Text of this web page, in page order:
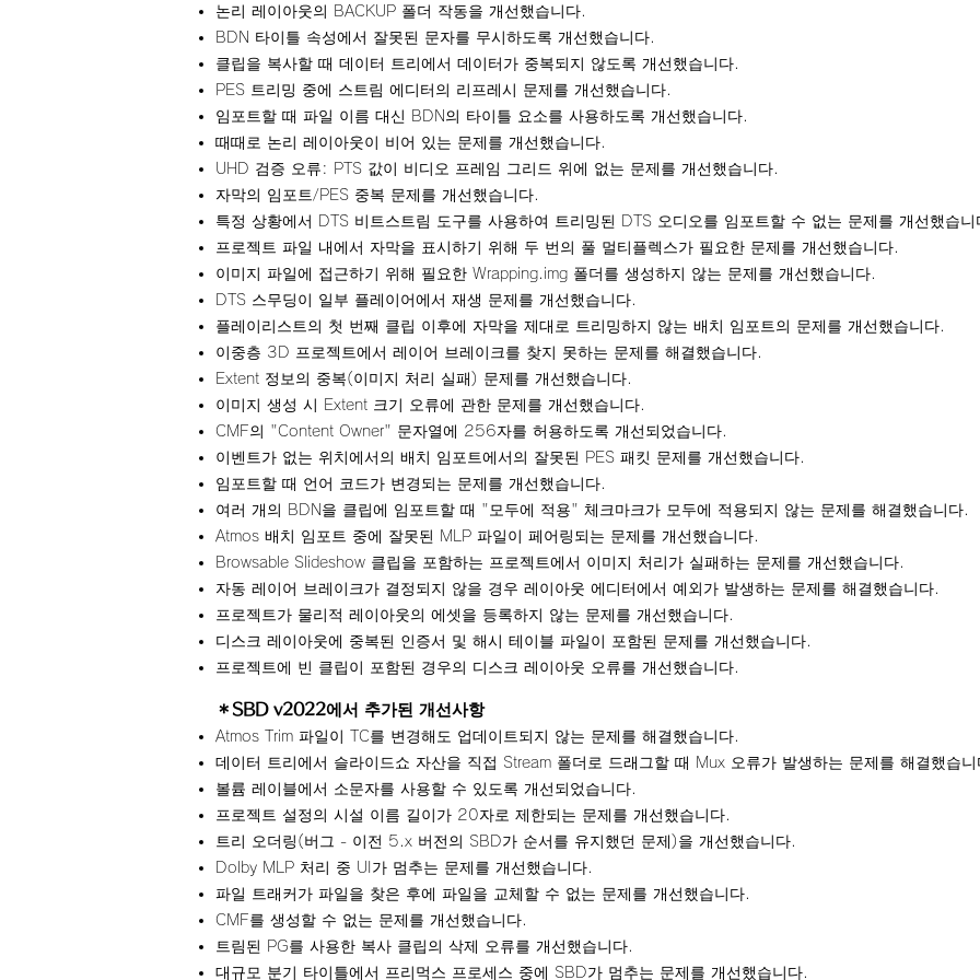
논리 레이아웃의 BACKUP 폴더 작동을 개선했습니다.
BDN 타이틀 속성에서 잘못된 문자를 무시하도록 개선했습니다.
클립을 복사할 때 데이터 트리에서 데이터가 중복되지 않도록 개선했습니다.
PES 트리밍 중에 스트림 에디터의 리프레시 문제를 개선했습니다.
임포트할 때 파일 이름 대신 BDN의 타이틀 요소를 사용하도록 개선했습니다.
때때로 논리 레이아웃이 비어 있는 문제를 개선했습니다.
UHD 검증 오류: PTS 값이 비디오 프레임 그리드 위에 없는 문제를 개선했습니다.
자막의 임포트/PES 중복 문제를 개선했습니다.
특정 상황에서 DTS 비트스트림 도구를 사용하여 트리밍된 DTS 오디오를 임포트할 수 없는 문제를 개선했습니
프로젝트 파일 내에서 자막을 표시하기 위해 두 번의 풀 멀티플렉스가 필요한 문제를 개선했습니다.
이미지 파일에 접근하기 위해 필요한 Wrapping.img 폴더를 생성하지 않는 문제를 개선했습니다.
DTS 스무딩이 일부 플레이어에서 재생 문제를 개선했습니다.
플레이리스트의 첫 번째 클립 이후에 자막을 제대로 트리밍하지 않는 배치 임포트의 문제를 개선했습니다.
이중층 3D 프로젝트에서 레이어 브레이크를 찾지 못하는 문제를 해결했습니다.
Extent 정보의 중복(이미지 처리 실패) 문제를 개선했습니다.
이미지 생성 시 Extent 크기 오류에 관한 문제를 개선했습니다.
CMF의 "Content Owner" 문자열에 256자를 허용하도록 개선되었습니다.
이벤트가 없는 위치에서의 배치 임포트에서의 잘못된 PES 패킷 문제를 개선했습니다.
임포트할 때 언어 코드가 변경되는 문제를 개선했습니다.
여러 개의 BDN을 클립에 임포트할 때 "모두에 적용" 체크마크가 모두에 적용되지 않는 문제를 해결했습니다.
Atmos 배치 임포트 중에 잘못된 MLP 파일이 페어링되는 문제를 개선했습니다.
Browsable Slideshow 클립을 포함하는 프로젝트에서 이미지 처리가 실패하는 문제를 개선했습니다.
자동 레이어 브레이크가 결정되지 않을 경우 레이아웃 에디터에서 예외가 발생하는 문제를 해결했습니다.
프로젝트가 물리적 레이아웃의 에셋을 등록하지 않는 문제를 개선했습니다.
디스크 레이아웃에 중복된 인증서 및 해시 테이블 파일이 포함된 문제를 개선했습니다.
프로젝트에 빈 클립이 포함된 경우의 디스크 레이아웃 오류를 개선했습니다.
＊SBD v2022에서 추가된 개선사항
Atmos Trim 파일이 TC를 변경해도 업데이트되지 않는 문제를 해결했습니다.
데이터 트리에서 슬라이드쇼 자산을 직접 Stream 폴더로 드래그할 때 Mux 오류가 발생하는 문제를 해결했습니
볼륨 레이블에서 소문자를 사용할 수 있도록 개선되었습니다.
프로젝트 설정의 시설 이름 길이가 20자로 제한되는 문제를 개선했습니다.
트리 오더링(버그 - 이전 5.x 버전의 SBD가 순서를 유지했던 문제)을 개선했습니다.
Dolby MLP 처리 중 UI가 멈추는 문제를 개선했습니다.
파일 트래커가 파일을 찾은 후에 파일을 교체할 수 없는 문제를 개선했습니다.
CMF를 생성할 수 없는 문제를 개선했습니다.
트림된 PG를 사용한 복사 클립의 삭제 오류를 개선했습니다.
대규모 분기 타이틀에서 프리먹스 프로세스 중에 SBD가 멈추는 문제를 개선했습니다.